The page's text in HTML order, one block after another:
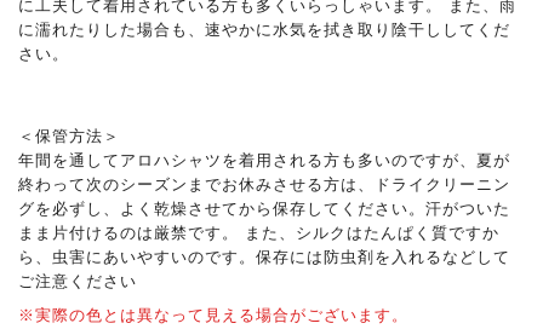
に工夫して着用されている方も多くいらっしゃいます。 また、雨
に濡れたりした場合も、速やかに水気を拭き取り陰干ししてくだ
さい。
＜保管方法＞
年間を通してアロハシャツを着用される方も多いのですが、夏が
終わって次のシーズンまでお休みさせる方は、ドライクリーニン
グを必ずし、よく乾燥させてから保存してください。汗がついた
まま片付けるのは厳禁です。 また、シルクはたんぱく質ですか
ら、虫害にあいやすいのです。保存には防虫剤を入れるなどして
ご注意ください
※実際の色とは異なって見える場合がございます。